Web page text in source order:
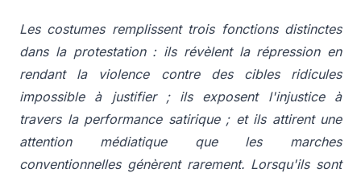
Les costumes remplissent trois fonctions distinctes
dans la protestation : ils révèlent la répression en
rendant la violence contre des cibles ridicules
impossible à justifier ; ils exposent l'injustice à
travers la performance satirique ; et ils attirent une
attention médiatique que les marches
conventionnelles génèrent rarement. Lorsqu'ils sont